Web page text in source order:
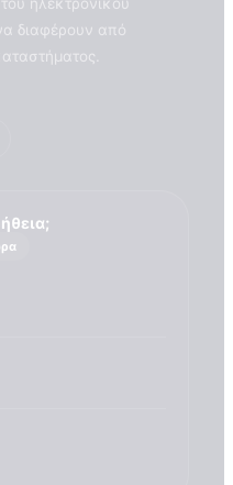
διαφέρουν από